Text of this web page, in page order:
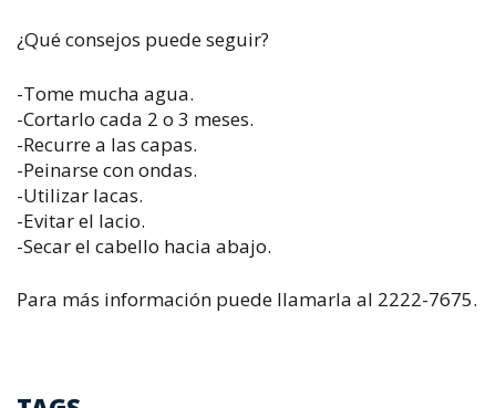
¿Qué consejos puede seguir?
-Tome mucha agua.
-Cortarlo cada 2 o 3 meses.
-Recurre a las capas.
-Peinarse con ondas.
-Utilizar lacas.
-Evitar el lacio.
-Secar el cabello hacia abajo.
Para más información puede llamarla al 2222-7675.